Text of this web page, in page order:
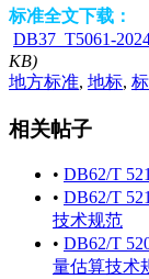
标准全文下载：
DB37_T5061-
KB)
地方标准, 地标,
相关帖子
• DB62/T
• DB62/T
技术规范
• DB62/T
量估算技术